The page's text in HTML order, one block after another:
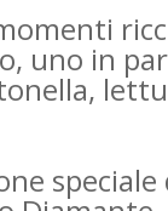
uno in